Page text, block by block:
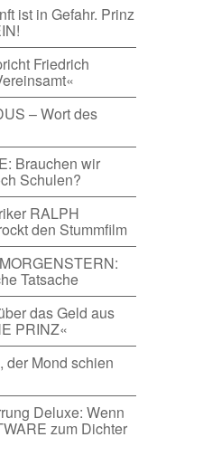
ist in Gefahr. Prinz
Friedrich
– Wort des
Brauchen wir
Schulen?
RALPH
den Stummfilm
Tatsache
das Geld aus
PRINZ«
der Mond schien
Deluxe: Wenn
zum Dichter